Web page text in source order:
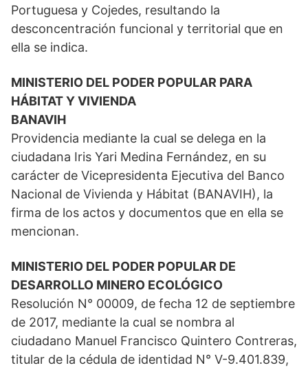
Portuguesa y Cojedes, resultando la
desconcentración funcional y territorial que en
ella se indica.
MINISTERIO DEL PODER POPULAR PARA
HÁBITAT Y VIVIENDA
BANAVIH
Providencia mediante la cual se delega en la
ciudadana Iris Yari Medina Fernández, en su
carácter de Vicepresidenta Ejecutiva del Banco
Nacional de Vivienda y Hábitat (BANAVIH), la
firma de los actos y documentos que en ella se
mencionan.
MINISTERIO DEL PODER POPULAR DE
DESARROLLO MINERO ECOLÓGICO
Resolución N° 00009, de fecha 12 de septiembre
de 2017, mediante la cual se nombra al
ciudadano Manuel Francisco Quintero Contreras,
titular de la cédula de identidad N° V-9.401.839,